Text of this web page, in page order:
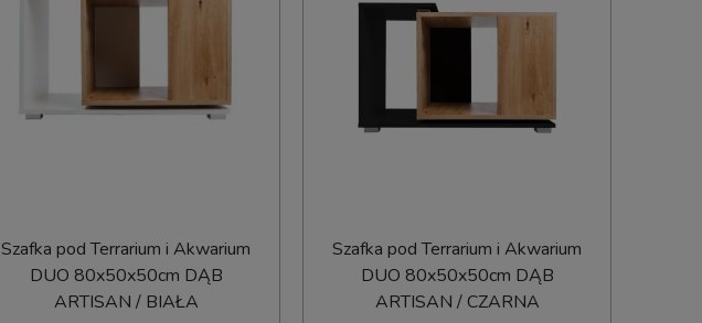
Szafka pod Terrarium i Akwarium
DUO 80x50x50cm DĄB
ARTISAN / BIAŁA
Szafka pod Terrarium i Akwarium
DUO 80x50x50cm DĄB
ARTISAN / CZARNA